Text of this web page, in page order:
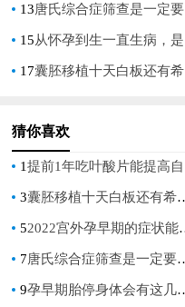
13唐氏综合症筛查是一定要做的，查看胎儿有无风险
15从怀孕到生一直生病，是什么原因引起的？
17囊胚移植十天白板还有希望吗，可能还有翻盘的机会!
猜你喜欢
1提前1年吃叶酸片能提高自然受孕怀双胞胎的几率吗？
3囊胚移植十天白板还有希望吗，可能还有翻盘的机会!
52022宫外孕早期的症状能够被女性察觉到吗-为什么-
7唐氏综合症筛查是一定要做的，查看胎儿有无风险
9孕早期胎停身体会有这几种反应就要及时安胎了，孕期注意这些有助于安胎